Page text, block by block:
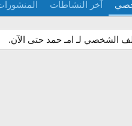
آخر النشاطات
الشخصي لـ امـ حمد حتى الآن.